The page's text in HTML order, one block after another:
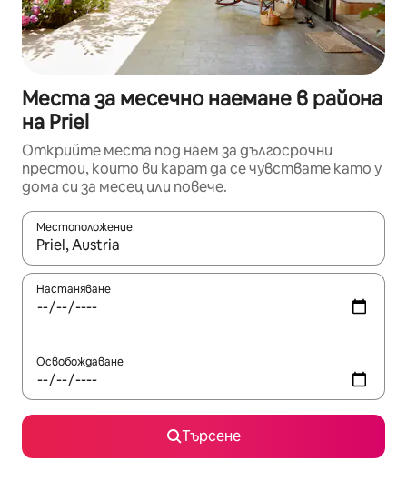
Места за месечно наемане в района
на Priel
Открийте места под наем за дългосрочни
престои, които ви карат да се чувствате като у
дома си за месец или повече.
Местоположение
Когато резултатите се покажат, използвайте
Настаняване
Освобождаване
Търсене